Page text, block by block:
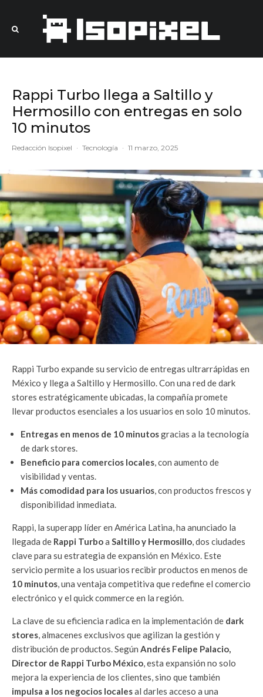
Rappi Turbo llega a Saltillo y
Hermosillo con entregas en solo
10 minutos
Redacción Isopixel · Tecnología · 11 marzo, 2025
Rappi Turbo expande su servicio de entregas ultrarrápidas en
México y llega a Saltillo y Hermosillo. Con una red de dark
stores estratégicamente ubicadas, la compañía promete
llevar productos esenciales a los usuarios en solo 10 minutos.
Entregas en menos de 10 minutosgracias a la tecnología
de dark stores.
Beneficio para comercios locales, con aumento de
visibilidad y ventas.
Más comodidad para los usuarios, con productos frescos y
disponibilidad inmediata.
Rappi, la superapp líder en América Latina, ha anunciado la
llegada de Rappi Turboa Saltillo y Hermosillo, dos ciudades
clave para su estrategia de expansión en México. Este
servicio permite a los usuarios recibir productos en menos de
10 minutos, una ventaja competitiva que redefine el comercio
electrónico y el quick commerce en la región.
La clave de su eficiencia radica en la implementación de dark
stores, almacenes exclusivos que agilizan la gestión y
distribución de productos. Según Andrés Felipe Palacio,
Director de Rappi Turbo México, esta expansión no solo
mejora la experiencia de los clientes, sino que también
impulsa a los negocios localesal darles acceso a una